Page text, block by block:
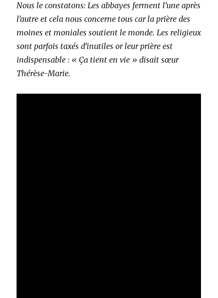
Nous le constatons: Les abbayes ferment l’une après
l’autre et cela nous concerne tous car la prière des
moines et moniales soutient le monde. Les religieux
sont parfois taxés d’inutiles or leur prière est
indispensable : « Ça tient en vie » disait sœur
Thérèse-Marie.